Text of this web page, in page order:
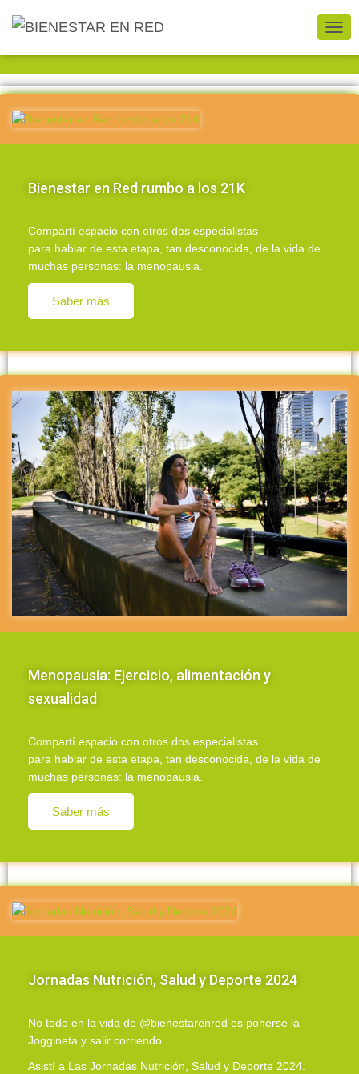
Bienestar en Blog
Bienestar en Red rumbo a los 21K
Compartí espacio con otros dos especialistas
para hablar de esta etapa, tan desconocida, de la vida de
muchas personas: la menopausia.
Saber más
Menopausia: Ejercicio, alimentación y
sexualidad
Compartí espacio con otros dos especialistas
para hablar de esta etapa, tan desconocida, de la vida de
muchas personas: la menopausia.
Saber más
Jornadas Nutrición, Salud y Deporte 2024
No todo en la vida de @bienestarenred es ponerse la
Joggineta y salir corriendo.
Asistí a Las Jornadas Nutrición, Salud y Deporte 2024.